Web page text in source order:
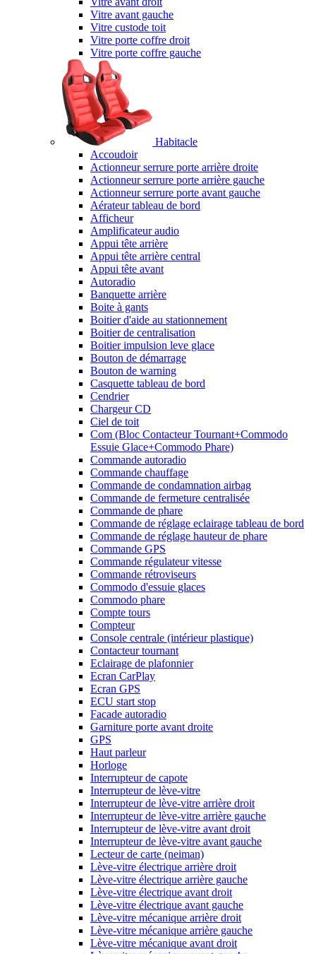
Vitre avant gauche
Vitre custode toit
Vitre porte coffre droit
Vitre porte coffre gauche
Habitacle
Accoudoir
Actionneur serrure porte arrière droite
Actionneur serrure porte arrière gauche
Actionneur serrure porte avant gauche
Aérateur tableau de bord
Afficheur
Amplificateur audio
Appui tête arrière
Appui tête arrière central
Appui tête avant
Autoradio
Banquette arrière
Boite à gants
Boitier d'aide au stationnement
Boitier de centralisation
Boitier impulsion leve glace
Bouton de démarrage
Bouton de warning
Casquette tableau de bord
Cendrier
Chargeur CD
Ciel de toit
Com (Bloc Contacteur Tournant+Commodo
Essuie Glace+Commodo Phare)
Commande autoradio
Commande chauffage
Commande de condamnation airbag
Commande de fermeture centralisée
Commande de phare
Commande de réglage eclairage tableau de bord
Commande de réglage hauteur de phare
Commande GPS
Commande régulateur vitesse
Commande rétroviseurs
Commodo d'essuie glaces
Commodo phare
Compte tours
Compteur
Console centrale (intérieur plastique)
Contacteur tournant
Eclairage de plafonnier
Ecran CarPlay
Ecran GPS
ECU start stop
Facade autoradio
Garniture porte avant droite
GPS
Haut parleur
Horloge
Interrupteur de capote
Interrupteur de lève-vitre
Interrupteur de lève-vitre arrière droit
Interrupteur de lève-vitre arrière gauche
Interrupteur de lève-vitre avant droit
Interrupteur de lève-vitre avant gauche
Lecteur de carte (neiman)
Lève-vitre électrique arrière droit
Lève-vitre électrique arrière gauche
Lève-vitre électrique avant droit
Lève-vitre électrique avant gauche
Lève-vitre mécanique arrière droit
Lève-vitre mécanique arrière gauche
Lève-vitre mécanique avant droit